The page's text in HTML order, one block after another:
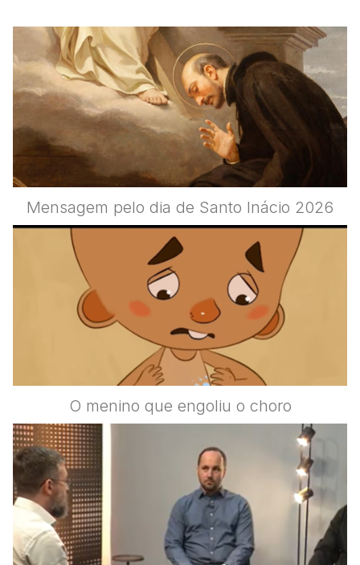
Mensagem pelo dia de Santo Inácio 2026
O menino que engoliu o choro